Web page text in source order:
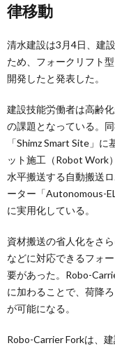
律移動
清水建設は3月4日、建
ため、フォークリフト
開発したと発表した。
建設技能労働者は高齢
の課題となっている。
「Shimz Smart Site」
ット施工（Robot Work
水平搬送する自動搬送
ーター「Autonomous-
に実用化している。
資材搬送の省人化をさ
などに対応できるフォ
要があった。Robo-
に加わることで、荷降
が可能になる。
Robo-Carrier Forkは、